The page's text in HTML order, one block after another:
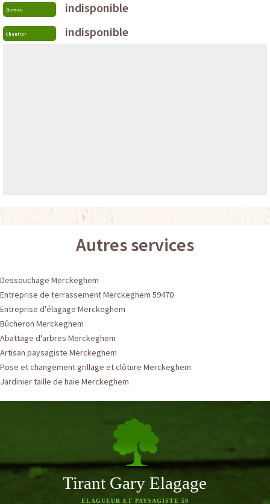
Bureau indisponible
Chantier indisponible
Autres services
Dessouchage Merckeghem
Entreprise de terrassement Merckeghem 59470
Entreprise d'élagage Merckeghem
Bûcheron Merckeghem
Abattage d'arbres Merckeghem
Artisan paysagiste Merckeghem
Pose et changement grillage et clôture Merckeghem
Jardinier taille de haie Merckeghem
Tirant Gary Elagage
ELAGUEUR ET PAYSAGISTE 59